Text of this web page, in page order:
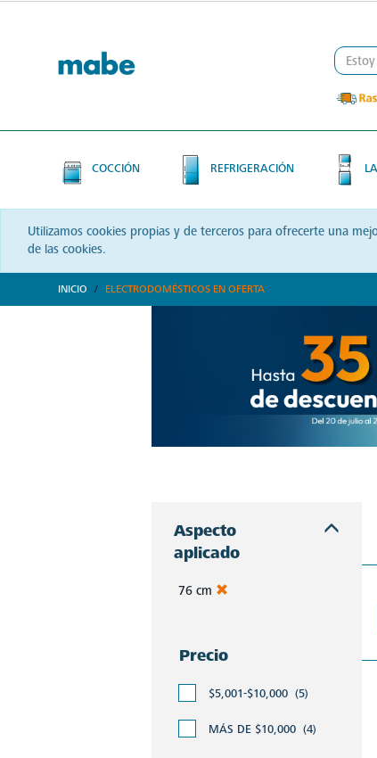
COCCIÓN REFRIGERACIÓN
Utilizamos cookies propias y de terceros para ofrecerte una
de las cookies.
INICIO ELECTRODOMÉSTICOS EN OFERTA
Aspecto
aplicado
76 cm
Precio
$5,001-$10,000 (5)
MÁS DE $10,000 (4)